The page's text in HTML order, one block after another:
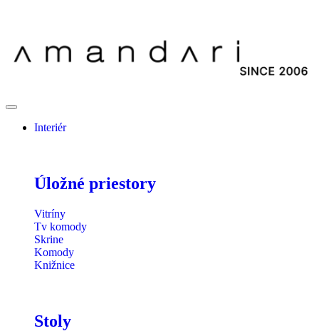
Interiér
Úložné priestory
Vitríny
Tv komody
Skrine
Komody
Knižnice
Stoly